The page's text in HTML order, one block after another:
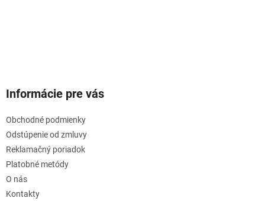
Informácie pre vás
Obchodné podmienky
Odstúpenie od zmluvy
Reklamačný poriadok
Platobné metódy
O nás
Kontakty